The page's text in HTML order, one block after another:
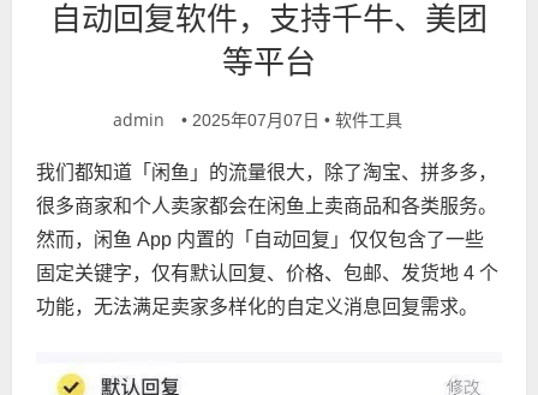
自动回复软件，支持千牛、美团
等平台
admin • 2025年07月07日 • 软件工具
我们都知道「闲鱼」的流量很大，除了淘宝、拼多多，
很多商家和个人卖家都会在闲鱼上卖商品和各类服务。
然而，闲鱼 App 内置的「自动回复」仅仅包含了一些
固定关键字，仅有默认回复、价格、包邮、发货地 4 个
功能，无法满足卖家多样化的自定义消息回复需求。